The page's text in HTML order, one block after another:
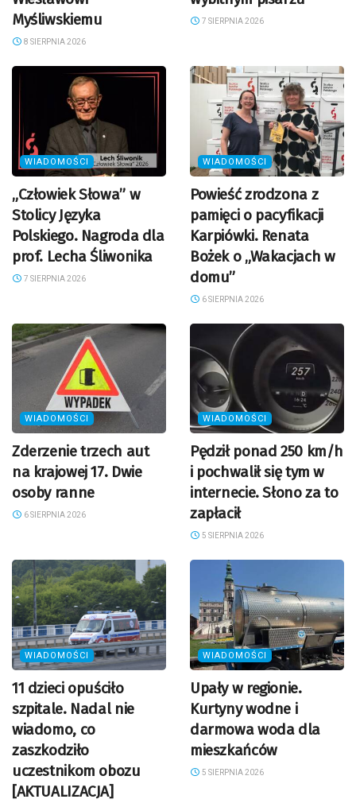
Myśliwskiemu
8 SIERPNIA 2026
7 SIERPNIA 2026
WIADOMOŚCI
„Człowiek Słowa” w
Stolicy Języka
Polskiego. Nagroda dla
prof. Lecha Śliwonika
7 SIERPNIA 2026
WIADOMOŚCI
Powieść zrodzona z
pamięci o pacyfikacji
Karpiówki. Renata
Bożek o „Wakacjach w
domu”
6 SIERPNIA 2026
WIADOMOŚCI
Zderzenie trzech aut
na krajowej 17. Dwie
osoby ranne
6 SIERPNIA 2026
WIADOMOŚCI
Pędził ponad 250 km/h
i pochwalił się tym w
internecie. Słono za to
zapłacił
5 SIERPNIA 2026
WIADOMOŚCI
11 dzieci opuściło
szpitale. Nadal nie
wiadomo, co
zaszkodziło
uczestnikom obozu
[AKTUALIZACJA]
WIADOMOŚCI
Upały w regionie.
Kurtyny wodne i
darmowa woda dla
mieszkańców
5 SIERPNIA 2026